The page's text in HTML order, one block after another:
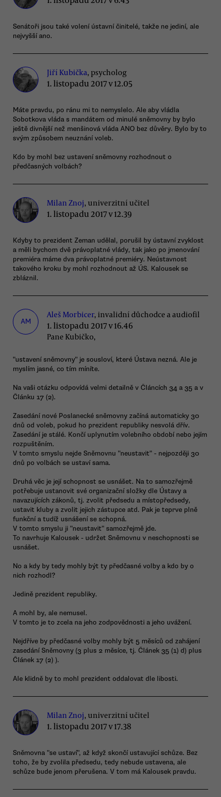
Senátoři jsou také volení ústavní činitelé, takže ne jediní, ale
nejvyšší ano.
Jiří Kubička, psycholog
1. listopadu 2017 v 12.05
Máte pravdu, po ránu mi to nemyslelo. Ale aby vládla
Sobotkova vláda s mandátem od minulé sněmovny by bylo
ještě divnější než menšinová vláda ANO bez důvěry. Bylo by to
svým způsobem neuznání voleb.
Kdo by mohl bez ustavení sněmovny rozhodnout o
předčasných volbách?
Milan Znoj, univerzitní učitel
1. listopadu 2017 v 12.39
Kdyby to prezident Zeman udělal, porušil by ústavní zvyklost
a měli bychom dvě právoplatné vlády, tak jako po jmenování
premiéra máme dva právoplatné premiéry. Neústavnost
takového kroku by mohl rozhodnout až ÚS. Kalousek se
zbláznil.
AM
Aleš Morbicer, invalidní důchodce a audiofil
1. listopadu 2017 v 16.46
Pane Kubičko,
"ustavení sněmovny" je sousloví, které Ústava nezná. Ale je
myslím jasné, co tím míníte.
Na vaši otázku odpovídá velmi detailně v Článcích 34 a 35 a v
Článku 17 (2).
Zasedání nové Poslanecké sněmovny začíná automaticky 30
dnů od voleb, pokud ho prezident republiky nesvolá dřív.
Zasedání je stálé. Končí uplynutím volebního období nebo jejím
rozpuštěním.
V tomto smyslu nejde Sněmovnu "neustavit" - nejpozději 30
dnů po volbách se ustaví sama.
Druhá věc je její schopnost se usnášet. Na to samozřejmě
potřebuje ustanovit své organizační složky dle Ústavy a
navazujících zákonů, tj. zvolit předsedu a místopředsedy,
ustavit kluby a zvolit jejich zástupce atd. Pak je teprve plně
funkční a tudíž usnášení se schopná.
V tomto smyslu ji "neustavit" samozřejmě jde.
To navrhuje Kalousek - udržet Sněmovnu v neschopnosti se
usnášet.
No a kdy by tedy mohly být ty předčasné volby a kdo by o
nich rozhodl?
Jedině prezident republiky.
A mohl by, ale nemusel.
V tomto je to zcela na jeho zodpovědnosti a jeho uvážení.
Nejdříve by předčasné volby mohly být 5 měsíců od zahájení
zasedání Sněmovny (3 plus 2 měsíce, tj. Článek 35 (1) d) plus
Článek 17 (2) ).
Ale klidně by to mohl prezident oddalovat dle libosti.
Milan Znoj, univerzitní učitel
1. listopadu 2017 v 17.38
Sněmovna "se ustaví", až když skončí ustavující schůze. Bez
toho, že by zvolila předsedu, tedy nebude ustavena, ale
schůze bude jenom přerušena. V tom má Kalousek pravdu.